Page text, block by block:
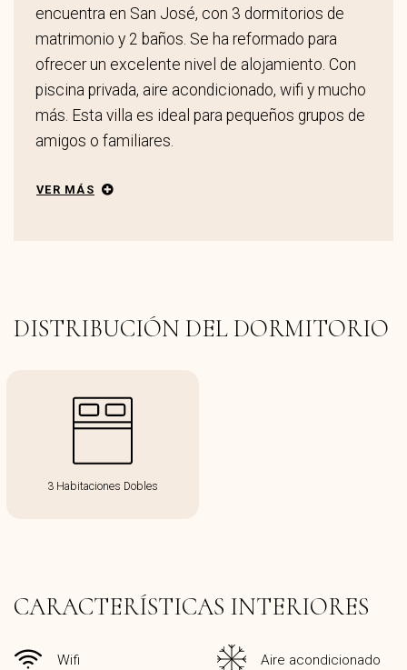
encuentra en San José, con 3 dormitorios de
matrimonio y 2 baños. Se ha reformado para
ofrecer un excelente nivel de alojamiento. Con
piscina privada, aire acondicionado, wifi y mucho
más. Esta villa es ideal para pequeños grupos de
amigos o familiares.
VER MÁS
DISTRIBUCIÓN DEL DORMITORIO
3 Habitaciones Dobles
CARACTERÍSTICAS INTERIORES
Wifi Aire acondicionado